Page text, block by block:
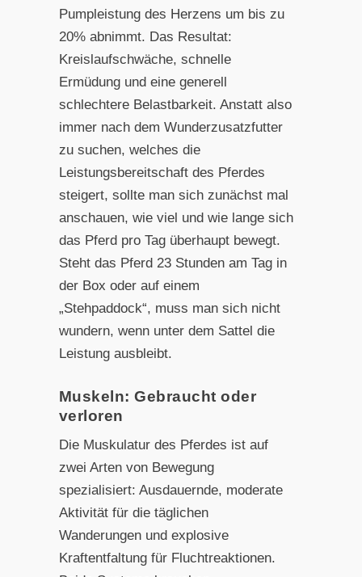
Pumpleistung des Herzens um bis zu
20% abnimmt. Das Resultat:
Kreislaufschwäche, schnelle
Ermüdung und eine generell
schlechtere Belastbarkeit. Anstatt also
immer nach dem Wunderzusatzfutter
zu suchen, welches die
Leistungsbereitschaft des Pferdes
steigert, sollte man sich zunächst mal
anschauen, wie viel und wie lange sich
das Pferd pro Tag überhaupt bewegt.
Steht das Pferd 23 Stunden am Tag in
der Box oder auf einem
„Stehpaddock“, muss man sich nicht
wundern, wenn unter dem Sattel die
Leistung ausbleibt.
Muskeln: Gebraucht oder
verloren
Die Muskulatur des Pferdes ist auf
zwei Arten von Bewegung
spezialisiert: Ausdauernde, moderate
Aktivität für die täglichen
Wanderungen und explosive
Kraftentfaltung für Fluchtreaktionen.